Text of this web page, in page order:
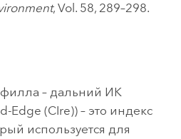
, Vol. 58, 289–298.
– дальний ИК
Edge (CIre)) – это индекс
используется для